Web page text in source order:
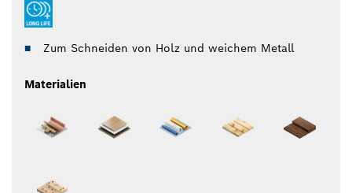
Zum Schneiden von Holz und weichem Metall
Materialien